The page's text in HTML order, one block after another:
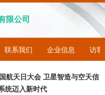
限公司
联系我们 企业信息 访客
航天日大会 卫星智造与空天信
统迈入新时代